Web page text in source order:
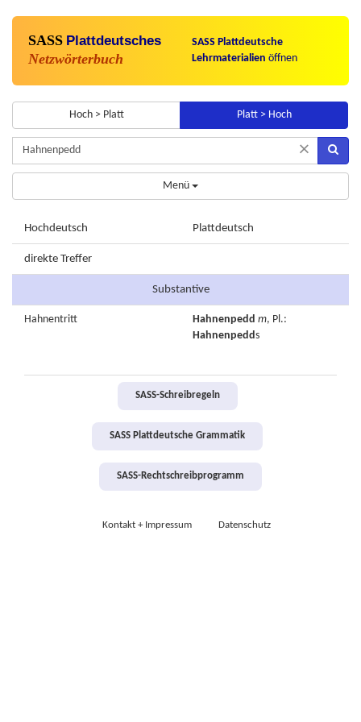
SASS Plattdeutsches
Netzwörterbuch
SASS Plattdeutsche
Lehrmaterialien öffnen
Hoch > Platt Platt > Hoch
×
Menü
Hochdeutsch Plattdeutsch
direkte Treffer
Substantive
Hahnentritt Hahnenpedd m, Pl.:
Hahnenpedds
SASS-Schreibregeln
SASS Plattdeutsche Grammatik
SASS-Rechtschreibprogramm
Kontakt + Impressum Datenschutz